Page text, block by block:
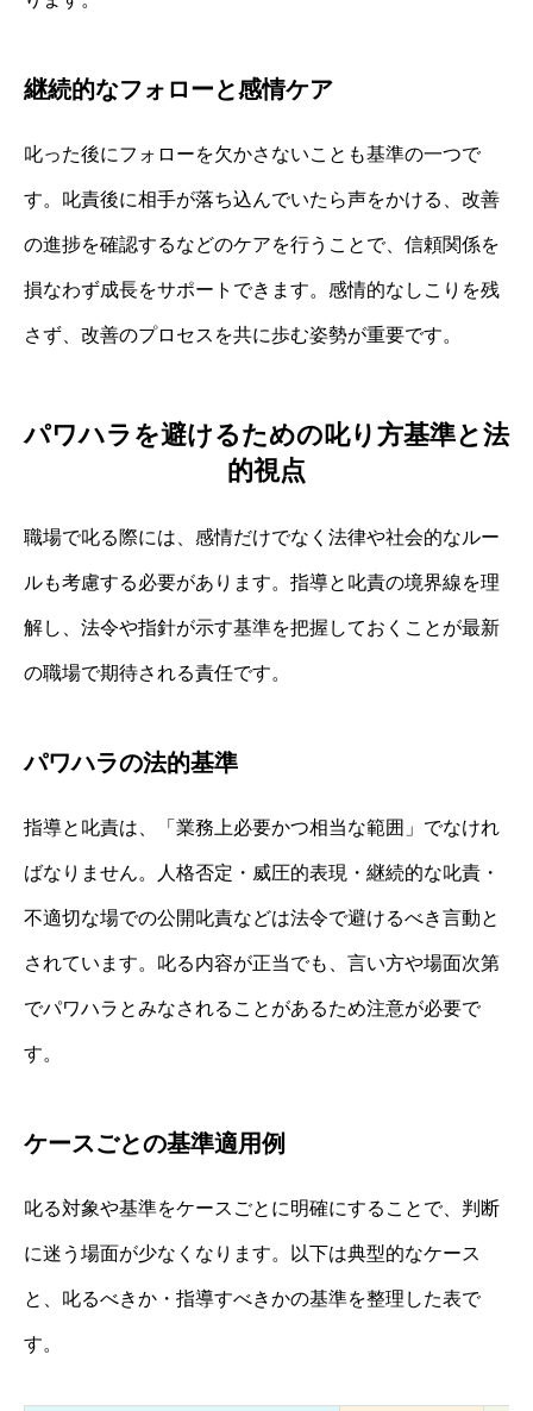
継続的なフォローと感情ケア
叱った後にフォローを欠かさないことも基準の一つで
す。叱責後に相手が落ち込んでいたら声をかける、改善
の進捗を確認するなどのケアを行うことで、信頼関係を
損なわず成長をサポートできます。感情的なしこりを残
さず、改善のプロセスを共に歩む姿勢が重要です。
パワハラを避けるための叱り方基準と法
的視点
職場で叱る際には、感情だけでなく法律や社会的なルー
ルも考慮する必要があります。指導と叱責の境界線を理
解し、法令や指針が示す基準を把握しておくことが最新
の職場で期待される責任です。
パワハラの法的基準
指導と叱責は、「業務上必要かつ相当な範囲」でなけれ
ばなりません。人格否定・威圧的表現・継続的な叱責・
不適切な場での公開叱責などは法令で避けるべき言動と
されています。叱る内容が正当でも、言い方や場面次第
でパワハラとみなされることがあるため注意が必要で
す。
ケースごとの基準適用例
叱る対象や基準をケースごとに明確にすることで、判断
に迷う場面が少なくなります。以下は典型的なケース
と、叱るべきか・指導すべきかの基準を整理した表で
す。